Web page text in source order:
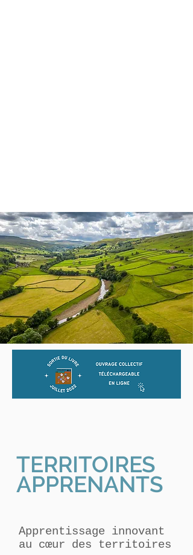
TERRITOIRES
APPRENANTS
Apprentissage innovant
au cœur des territoires